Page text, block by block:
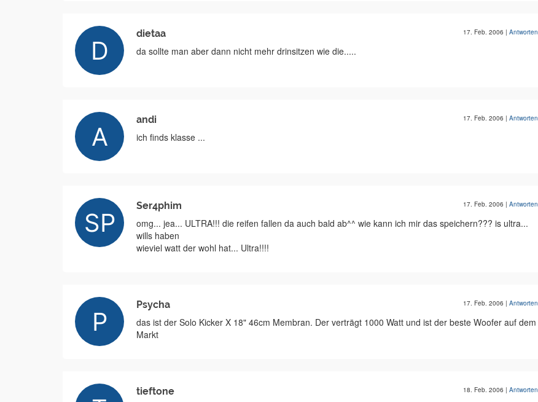
dietaa 17. Feb. 2006 | Antworten
da sollte man aber dann nicht mehr drinsitzen wie die.....
andi 17. Feb. 2006 | Antworten
ich finds klasse ...
Ser4phim 17. Feb. 2006 | Antworten
omg... jea... ULTRA!!! die reifen fallen da auch bald ab^^ wie kann ich mir das speichern??? is ultra...
wills haben
wieviel watt der wohl hat... Ultra!!!!
Psycha 17. Feb. 2006 | Antworten
das ist der Solo Kicker X 18" 46cm Membran. Der verträgt 1000 Watt und ist der beste Woofer auf dem
Markt
tieftone 18. Feb. 2006 | Antworten